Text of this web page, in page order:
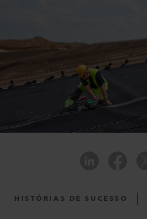
HISTÓRIAS DE SUCESSO